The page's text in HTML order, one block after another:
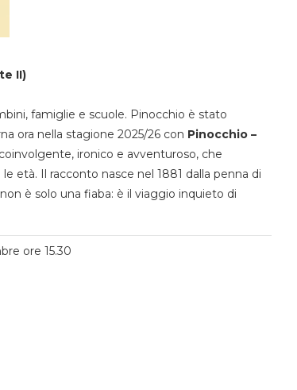
II)
famiglie e scuole. Pinocchio è stato
ora nella stagione 2025/26 con Pinocchio –
ironico e avventuroso, che
età. Il racconto nasce nel 1881 dalla penna di
è solo una fiaba: è il viaggio inquieto di
ore 15.30